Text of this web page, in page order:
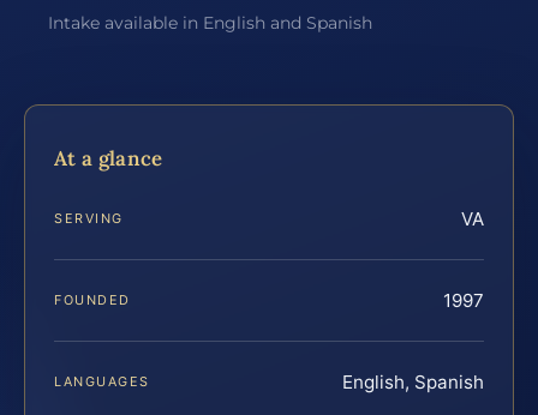
Intake available in English and Spanish
At a glance
SERVING VA
FOUNDED 1997
LANGUAGES English, Spanish